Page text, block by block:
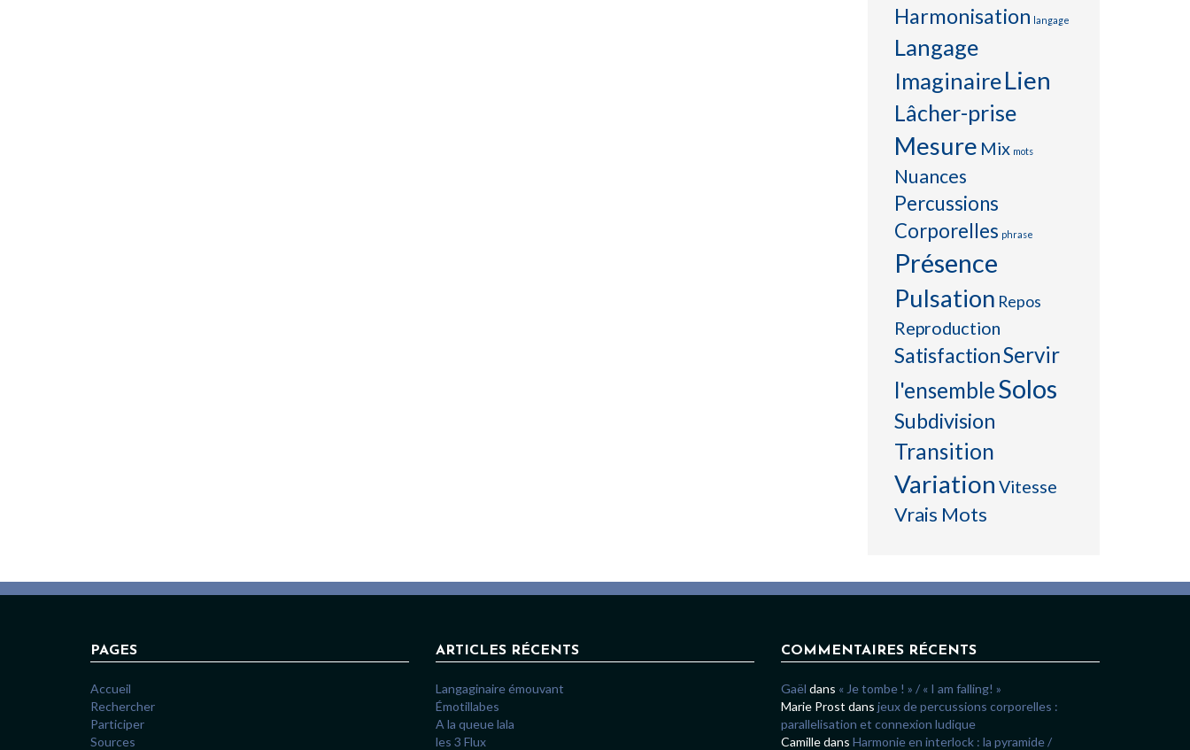
Harmonisation langage
Langage
ImaginaireLien
Lâcher-prise
Mesure Mix mots
Nuances
Percussions
Corporelles phrase
Présence
Pulsation Repos
Reproduction
SatisfactionServir
l'ensembleSolos
Subdivision
Transition
Variation Vitesse
Vrais Mots
PAGES
Accueil
Rechercher
Participer
Sources
ARTICLES RÉCENTS
Langaginaire émouvant
Émotillabes
A la queue lala
les 3 Flux
COMMENTAIRES RÉCENTS
Gaël dans « Je tombe ! » / « I am falling! »
Marie Prost dans jeux de percussions corporelles :
parallelisation et connexion ludique
Camilledans Harmonie en interlock : la pyramide /